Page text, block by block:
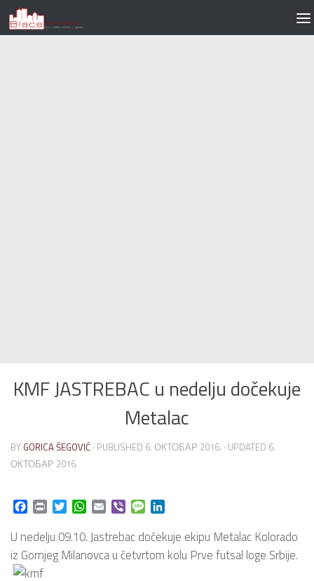
Skip to content
KMF JASTREBAC u nedelju dočekuje
Metalac
BY GORICA ŠEGOVIĆ · PUBLISHED 6. ОКТОБАР 2016. · UPDATED 6.
ОКТОБАР 2016.
Facebook
Print TwitterWhatsApp
Email Viber Message
U nedelju 09.10. Jastrebac dočekuje ekipu Metalac Kolorado
iz Gornjeg Milanovca u četvrtom kolu Prve futsal loge Srbije.